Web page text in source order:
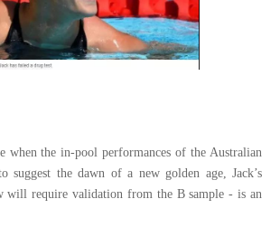
when the in-pool performances of the Australian
suggest the dawn of a new golden age, Jack’s
will require validation from the B sample - is an